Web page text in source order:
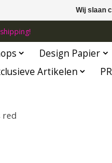
Design Papier
Artikelen
red
Wij slaan